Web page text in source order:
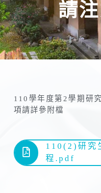
請
110學年度第2學期研
項請詳參附檔
110(2)研究
程.pdf